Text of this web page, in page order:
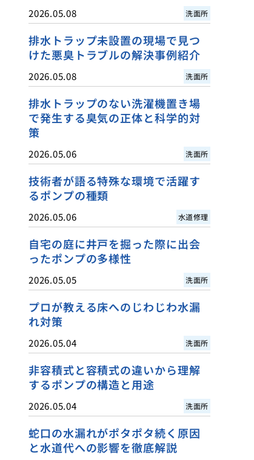
2026.05.08 洗面所
排水トラップ未設置の現場で見つ
けた悪臭トラブルの解決事例紹介
2026.05.08 洗面所
排水トラップのない洗濯機置き場
で発生する臭気の正体と科学的対
策
2026.05.06 洗面所
技術者が語る特殊な環境で活躍す
るポンプの種類
2026.05.06 水道修理
自宅の庭に井戸を掘った際に出会
ったポンプの多様性
2026.05.05 洗面所
プロが教える床へのじわじわ水漏
れ対策
2026.05.04 洗面所
非容積式と容積式の違いから理解
するポンプの構造と用途
2026.05.04 洗面所
蛇口の水漏れがポタポタ続く原因
と水道代への影響を徹底解説